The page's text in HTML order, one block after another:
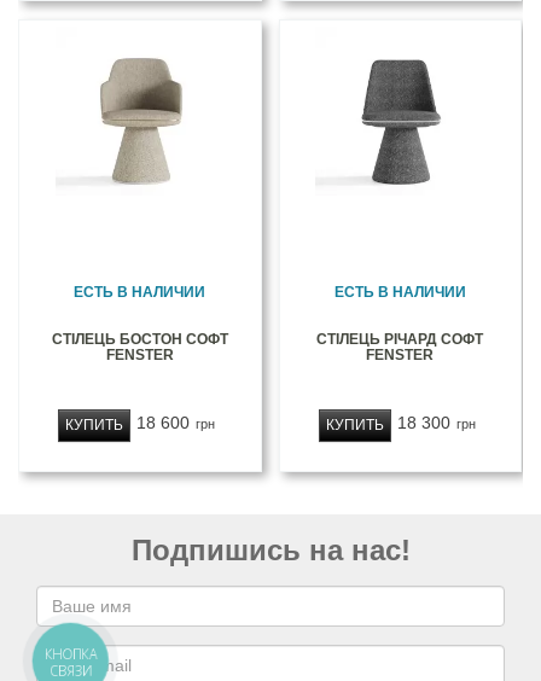
ЕСТЬ В НАЛИЧИИ
СТІЛЕЦЬ БОСТОН СОФТ
FENSTER
18 600 грн
КУПИТЬ
ЕСТЬ В НАЛИЧИИ
СТІЛЕЦЬ РІЧАРД СОФТ
FENSTER
18 300 грн
КУПИТЬ
Подпишись на нас!
КНОПКА
СВЯЗИ